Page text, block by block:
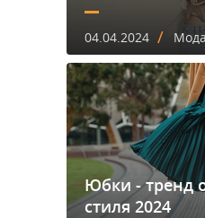
04.04.2024 /
Юбки - тренд
стиля 2024